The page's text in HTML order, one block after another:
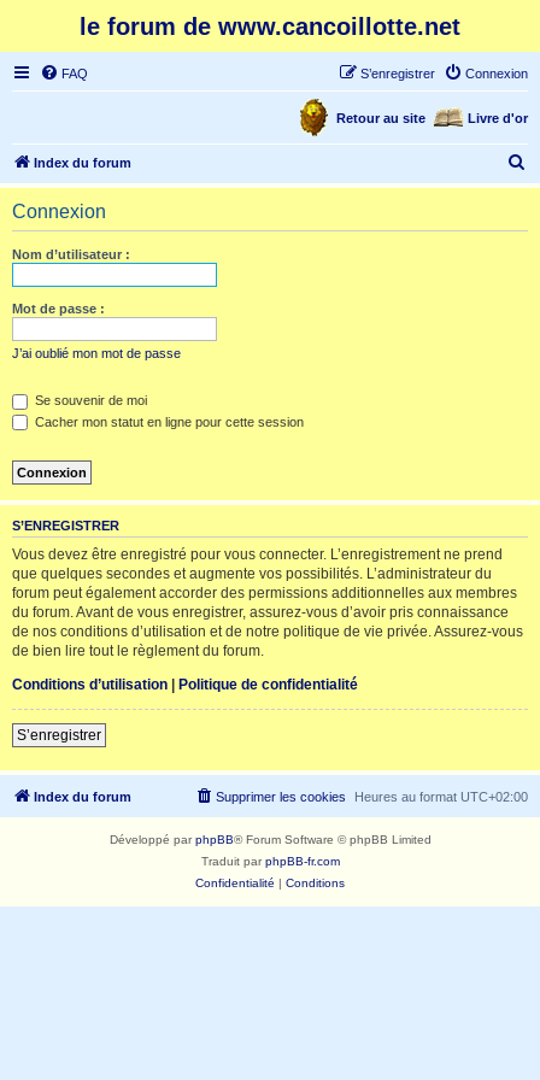
le forum de www.cancoillotte.net
FAQ Connexion
S’enregistrer
Livre d'or
Retour au site
Index du forum
e
Connexion
Nom d’utilisateur :
Mot de passe :
J’ai oublié mon mot de passe
Se souvenir de moi
Cacher mon statut en ligne pour cette session
S’ENREGISTRER
Vous devez être enregistré pour vous connecter. L’enregistrement ne prend
que quelques secondes et augmente vos possibilités. L’administrateur du
forum peut également accorder des permissions additionnelles aux membres
du forum. Avant de vous enregistrer, assurez-vous d’avoir pris connaissance
de nos conditions d’utilisation et de notre politique de vie privée. Assurez-vous
de bien lire tout le règlement du forum.
Conditions d’utilisation | Politique de confidentialité
S’enregistrer
Index du forum Heures au format UTC+02:00
Supprimer les cookies
Développé parphpBB® Forum Software © phpBB Limited
Traduit parphpBB-fr.com
Confidentialité | Conditions